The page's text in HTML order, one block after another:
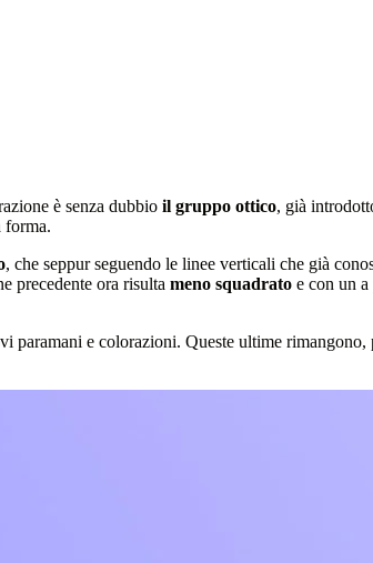
è senza dubbio il gruppo ottico, già
forma.
, che seppur seguendo le linee verticali che già
precedente ora risulta meno squadrato e con un
e colorazioni. Queste ultime